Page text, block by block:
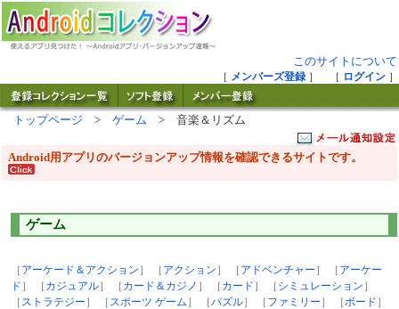
このサイトについて
［ メンバーズ登録］ ［ ログイン ］
トップページ > ゲーム > 音楽＆リズム
Android用アプリのバージョンアップ情報を確認できるサイトです。
ゲーム
［ アーケード＆アクション ］ ［ アクション ］ ［ アドベンチャー ］ ［ アーケー
ド ］ ［ カジュアル］ ［ カード＆カジノ ］ ［ カード ］ ［ シミュレーション ］
［ ストラテジー ］ ［ スポーツ ゲーム ］ ［パズル］ ［ ファミリー ］ ［ボード ］